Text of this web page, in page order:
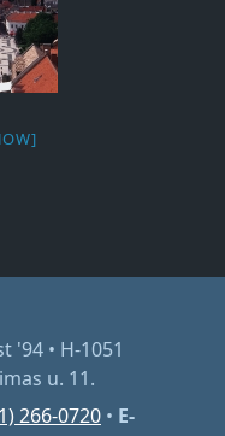
'94 • H-1051
u. 11.
266-0720 • E-